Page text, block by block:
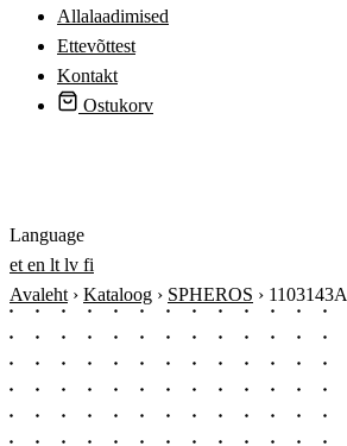
Allalaadimised
Ettevõttest
Kontakt
Ostukorv
Language
et en lt lv fi
Avaleht › Kataloog › SPHEROS › 1103143A